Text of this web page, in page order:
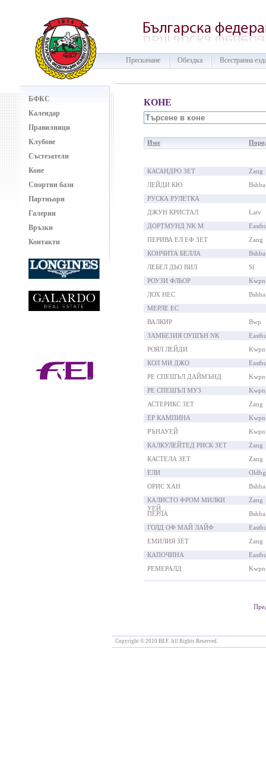
Прескачане Обездка Всестранна
БФКС
Календар
Правилници
Клубове
Състезатели
Коне
Спортни бази
Партньори
Галерии
Връзки
Контакти
КОНЕ
Име
КАСАНДРО ЗЕТ
Zang
ЛЕЙДИ КЮ
Bshba
РУСКА РУЛЕТКА
ДЖУН КРИСТАЛ
Latv
ДОРТМУНД NK M
ПЕРИВА ЕЛ ЕФ ЗЕТ
Zang
КОНЧИТА БЕЛЛА
Bshba
ЛЕБЕЛ ДЬО ВИЛ
Sf
РОУЗИ ФЛЬОР
Kwpn
ЛОХ НЕС
Bshba
МЕРЛЕ ЕС
ВАЛКИР
Bwp
ЗАМБЕЗИЯ ОУШЪН NK
РОЯЛ ЛЕЙДИ
Kwpn
КОЛ МИ ДЖО
РЕ СПЕШЪЛ ДАЙМЪНД
Kwpn
РЕ СПЕШЪЛ МУЗ
Kwpn
АСТЕРИКС ЗЕТ
Zang
ЕР КАМПИНА
Kwpn
РЪНАУЕЙ
Kwpn
КАЛКУЛЕЙТЕД РИСК ЗЕТ
Zang
КАСТЕЛА ЗЕТ
Zang
ЕЛИ
Oldbg
ОРИС ХАН
Bshba
КАЛИСТО ФРОМ МИЛКИ
УЕЙ...
Zang
ПЕРЛА
Bshba
ГОЛД ОФ МАЙ ЛАЙФ
ЕМИЛИЯ ЗЕТ
Zang
КАПОЧИНА
РЕМЕРАЛД
Kwpn
Copyright © 2010 BEF. All Rights Reserved.